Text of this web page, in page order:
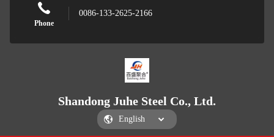
Phone
0086-133-2625-2166
Shandong Juhe Steel Co., Ltd.